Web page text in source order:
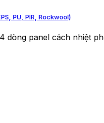
PU, PIR, Rockwool)
dòng panel cách nhiệt